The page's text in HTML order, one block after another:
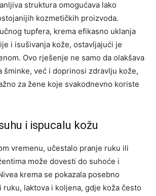
struktura omogućava lako
kozmetičkih proizvoda.
tupfera, krema efikasno uklanja
i isušivanja kože, ostavljajući je
Ovo rješenje ne samo da olakšava
šminke, već i doprinosi zdravlju kože,
za žene koje svakodnevno koriste
i ispucalu kožu
vremenu, učestalo pranje ruku ili
može dovesti do suhoće i
krema se pokazala posebno
ruku, laktova i koljena, gdje koža često